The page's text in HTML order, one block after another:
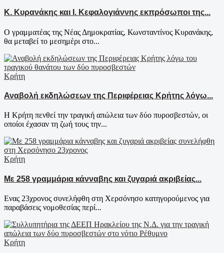
Κ. Κυρανάκης και Ι. Κεφαλογιάννης εκπρόσωποι της...
Ο γραμματέας της Νέας Δημοκρατίας, Κωνσταντίνος Κυρανάκης,
θα μεταβεί το μεσημέρι στο...
Κρήτη
Αναβολή εκδηλώσεων της Περιφέρειας Κρήτης λόγω...
Η Κρήτη πενθεί την τραγική απώλεια των δύο πυροσβεστών, οι
οποίοι έχασαν τη ζωή τους την...
Κρήτη
Με 258 γραμμάρια κάνναβης και ζυγαριά ακριβείας...
Ενας 23χρονος συνελήφθη στη Χερσόνησο κατηγορούμενος για
παραβάσεις νομοθεσίας περί...
Κρήτη